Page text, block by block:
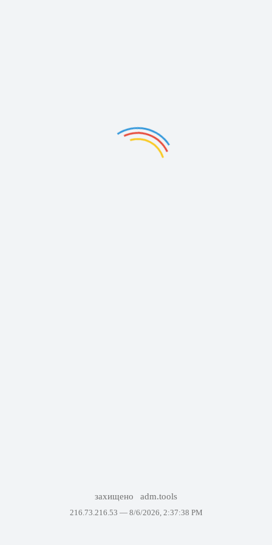
захищено adm.tools
216.73.216.53 — 8/6/2026, 2:37:38 PM